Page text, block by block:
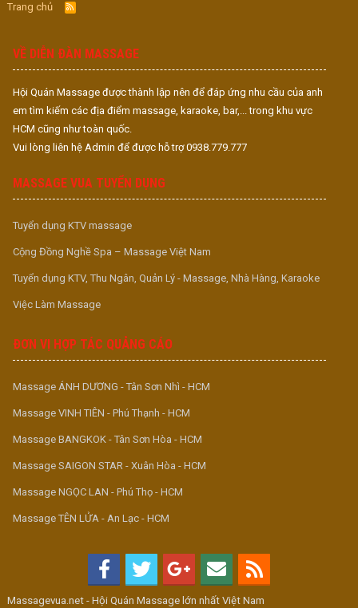
Trang chủ
R
S
VỀ DIỄN ĐÀN MASSAGE
Hội Quán Massage được thành lập nên để đáp ứng nhu cầu của anh
em tìm kiếm các địa điểm massage, karaoke, bar,... trong khu vực
HCM cũng như toàn quốc.
Vui lòng liên hệ Admin để được hỗ trợ 0938.779.777
MASSAGE VUA TUYỂN DỤNG
Tuyển dụng KTV massage
Cộng Đồng Nghề Spa – Massage Việt Nam
Tuyển dụng KTV, Thu Ngân, Quản Lý - Massage, Nhà Hàng, Karaoke
Việc Làm Massage
ĐƠN VỊ HỢP TÁC QUẢNG CÁO
Massage ÁNH DƯƠNG - Tân Sơn Nhì - HCM
Massage VINH TIÊN - Phú Thạnh - HCM
Massage BANGKOK - Tân Sơn Hòa - HCM
Massage SAIGON STAR - Xuân Hòa - HCM
Massage NGỌC LAN - Phú Thọ - HCM
Massage TÊN LỬA - An Lạc - HCM
Massagevua.net - Hội Quán Massage lớn nhất Việt Nam